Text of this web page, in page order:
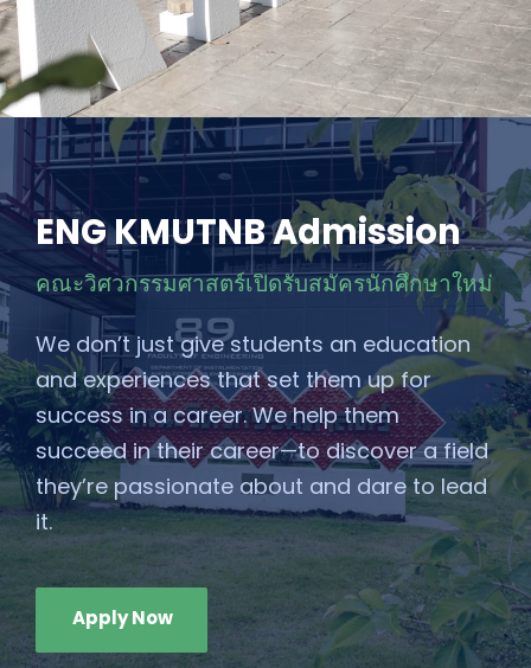
ENG KMUTNB Admission
คณะวิศวกรรมศาสตร์เปิดรับสมัครนักศึกษาใหม่
We don’t just give students an education
and experiences that set them up for
success in a career. We help them
succeed in their career—to discover a field
they’re passionate about and dare to lead
it.
Apply Now